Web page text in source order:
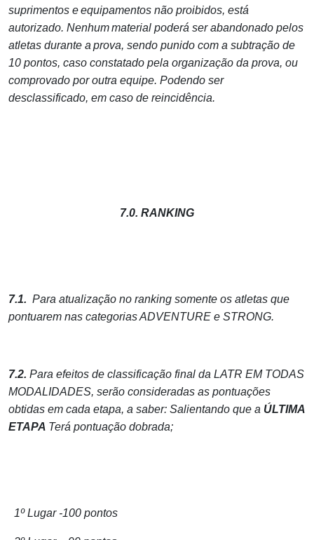
suprimentos e equipamentos não proibidos, está
autorizado. Nenhum material poderá ser abandonado pelos
atletas durante a prova, sendo punido com a subtração de
10 pontos, caso constatado pela organização da prova, ou
comprovado por outra equipe. Podendo ser
desclassificado, em caso de reincidência.
7.0. RANKING
7.1. Para atualização no ranking somente os atletas que
pontuarem nas categorias ADVENTURE e STRONG.
7.2. Para efeitos de classificação final da LATR EM TODAS
MODALIDADES, serão consideradas as pontuações
obtidas em cada etapa, a saber: Salientando que a ÚLTIMA
ETAPA Terá pontuação dobrada;
1º Lugar -100 pontos